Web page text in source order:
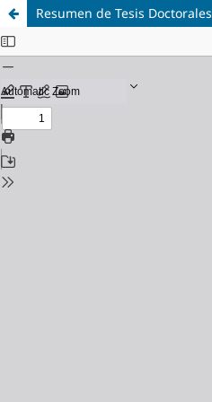
Resumen de Tesis Doctorales